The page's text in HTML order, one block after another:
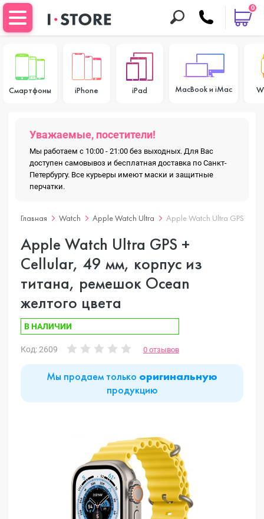
0
Смартфоны iPhone iPad MacBook и iMac
Уважаемые, посетители!
Мы работаем с 10:00 - 21:00 без выходных. Для Вас
доступен самовывоз и бесплатная доставка по Санкт-
Петербургу. Все курьеры имеют маски и защитные
перчатки.
Главная Watch Apple Watch Ultra Apple Watch Ultra GPS +
Apple Watch Ultra GPS +
Cellular, 49 мм, корпус из
титана, ремешок Ocean
желтого цвета
В НАЛИЧИИ
Код: 2609 0 отзывов
Мы продаем только оригинальную
продукцию